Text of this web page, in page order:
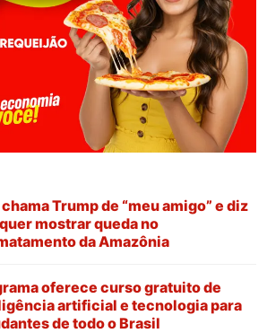
Trump de “meu amigo” e diz
mostrar queda no
da Amazônia
oferece curso gratuito de
artificial e tecnologia para
de todo o Brasil